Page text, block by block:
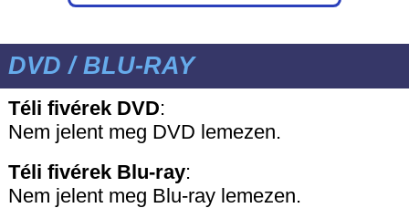
DVD / BLU-RAY
Téli fivérek DVD:
Nem jelent meg DVD lemezen.
Téli fivérek Blu-ray:
Nem jelent meg Blu-ray lemezen.